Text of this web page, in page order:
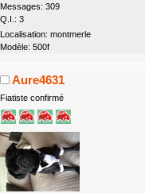
Messages: 309
Q.I.: 3
Localisation: montmerle
Modèle: 500f
Aure4631
Fiatiste confirmé